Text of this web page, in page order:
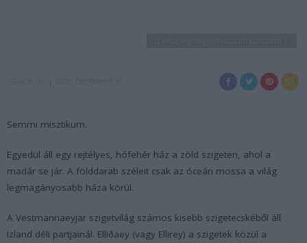
Semmi misztikum.
Egyedül áll egy rejtélyes, hófehér ház a zöld szigeten, ahol a
madár se jár. A földdarab széleit csak az óceán mossa a világ
legmagányosabb háza körül.
A Vestmannaeyjar szigetvilág számos kisebb szigetecskéből áll
Izland déli partjainál. Elliðaey (vagy Ellirey) a szigetek közül a